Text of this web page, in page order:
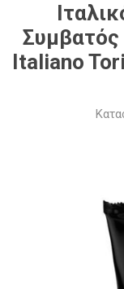
Italiano